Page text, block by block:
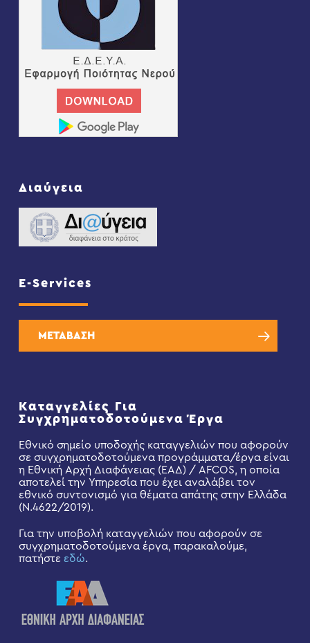
Διαύγεια
E-Services
ΜΕΤΑΒΑΣΗ
Καταγγελίες Για
Συγχρηματοδοτούμενα Έργα
Εθνικό σημείο υποδοχής καταγγελιών που αφορούν
σε συγχρηματοδοτούμενα προγράμματα/έργα είναι
η Εθνική Αρχή Διαφάνειας (ΕΑΔ) / AFCOS, η οποία
αποτελεί την Υπηρεσία που έχει αναλάβει τον
εθνικό συντονισμό για θέματα απάτης στην Ελλάδα
(Ν.4622/2019).
Για την υποβολή καταγγελιών που αφορούν σε
συγχρηματοδοτούμενα έργα, παρακαλούμε,
πατήστε εδώ.